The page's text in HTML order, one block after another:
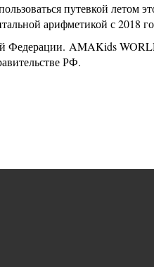
путевкой летом
арифметикой с 2018
Федерации. AMAKids
РФ.